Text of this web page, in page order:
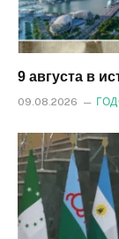
9 августа в
09.08.2026